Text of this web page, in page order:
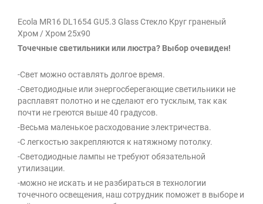
Ecola MR16 DL1654 GU5.3 Glass Стекло Круг граненый
Хром / Хром 25x90
Точечные светильники или люстра? Выбор очевиден!
-Свет можно оставлять долгое время.
-Светодиодные или энергосберегающие светильники не
расплавят полотно и не сделают его тусклым, так как
почти не греются выше 40 градусов.
-Весьма маленькое расходование электричества.
-С легкостью закрепляются к натяжному потолку.
-Светодиодные лампы не требуют обязательной
утилизации.
-можно не искать и не разбираться в технологии
точечного освещения, наш сотрудник поможет в выборе и